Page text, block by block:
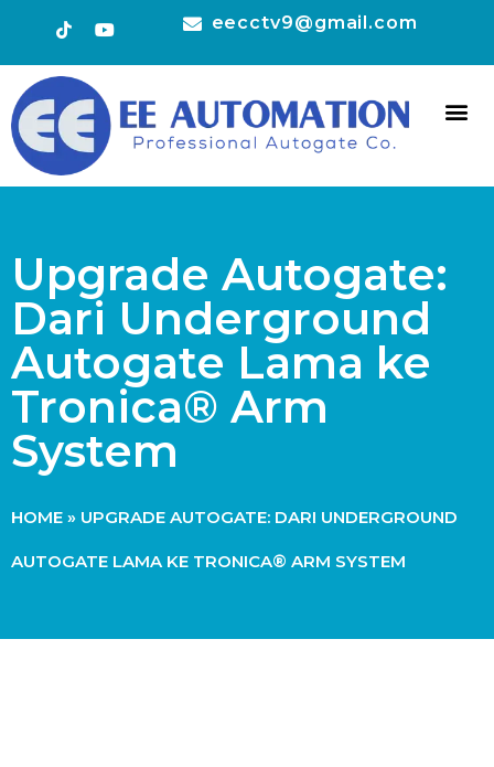
eecctv9@gmail.com
Upgrade Autogate:
Dari Underground
Autogate Lama ke
Tronica® Arm
System
HOME » UPGRADE AUTOGATE: DARI UNDERGROUND
AUTOGATE LAMA KE TRONICA® ARM SYSTEM